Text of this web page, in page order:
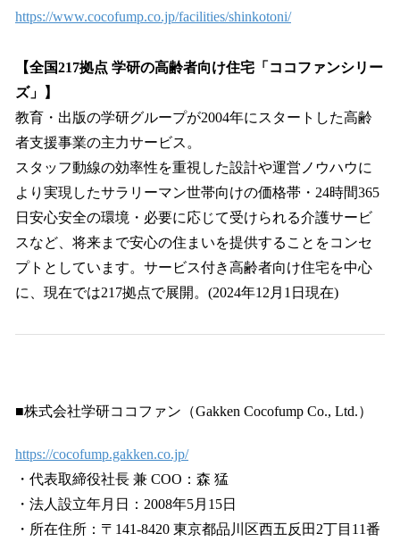
https://www.cocofump.co.jp/facilities/shinkotoni/
【全国217拠点 学研の⾼齢者向け住宅「ココファンシリー
ズ」】
教育・出版の学研グループが2004年にスタートした⾼齢
者⽀援事業の主⼒サービス。
スタッフ動線の効率性を重視した設計や運営ノウハウに
より実現したサラリーマン世帯向けの価格帯・24時間365
⽇安⼼安全の環境・必要に応じて受けられる介護サービ
スなど、将来まで安⼼の住まいを提供することをコンセ
プトとしています。サービス付き⾼齢者向け住宅を中⼼
に、現在では217拠点で展開。(2024年12⽉1⽇現在)
■株式会社学研ココファン（Gakken Cocofump Co., Ltd.）
https://cocofump.gakken.co.jp/
・代表取締役社⻑ 兼 COO：森 猛
・法⼈設⽴年⽉⽇：2008年5⽉15⽇
・所在住所：〒141-8420 東京都品川区⻄五反⽥2丁⽬11番